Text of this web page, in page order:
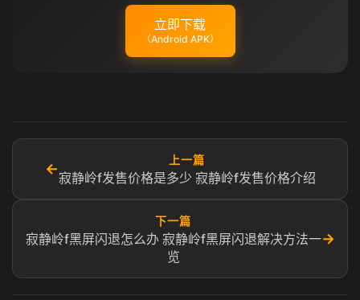
立即下载
（Android APK）
←
上一篇
寂静岭f发售价格是多少 寂静岭f发售价格介绍
下一篇
寂静岭f黑屏闪退怎么办 寂静岭f黑屏闪退解决方法一
览
→